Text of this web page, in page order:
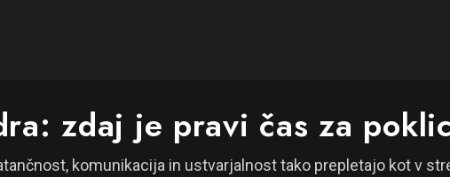
zdaj je pravi čas za
komunikacija in ustvarjalnost tako prepletajo kot v